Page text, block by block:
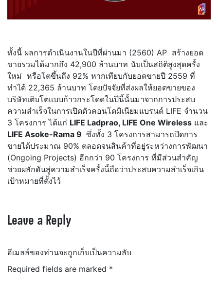
ทั้งนี้ ผลการดำเนินงานในปีที่ผ่านมา (2560) AP สร้างยอด
ขายรวมได้มากถึง 42,900 ล้านบาท นับเป็นสถิติสูงสุดครั้ง
ใหม่ หรือโตขึ้นถึง 92% หากเทียบกับยอดขายปี 2559 ที่
ทำได้ 22,365 ล้านบาท โดยปัจจัยที่ส่งผลให้ยอดขายของ
บริษัทเติบโตแบบก้าวกระโดดในปีนี้นั้นมาจากการประสบ
ความสำเร็จในการเปิดตัวคอนโดมิเนียมแบรนด์ LIFE จำนวน
3 โครงการ ได้แก่ LIFE Ladprao, LIFE One Wireless และ
LIFE Asoke-Rama 9 ซึ่งทั้ง 3 โครงการสามารถปิดการ
ขายได้ประมาณ 90% ตลอดจนสินค้าที่อยู่ระหว่างการพัฒนา
(Ongoing Projects) อีกกว่า 90 โครงการ ที่มีส่วนสำคัญ
ช่วยผลักดันสู่ความสำเร็จครั้งนี้ถือว่าประสบความสำเร็จเกิน
เป้าหมายที่ตั้งไว้
Leave a Reply
อีเมลล์ของท่านจะถูกเก็บเป็นความลับ
Required fields are marked *